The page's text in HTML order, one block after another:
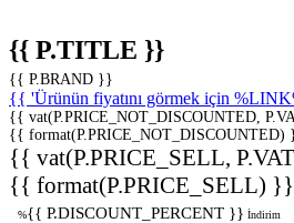
{{ P.TITLE }}
{{ P.BRAND }}
{{ 'Ürünün fiyatını görmek için
{{ vat(P.PRICE_NOT_DISCOUNTED,
{{ format(P.PRICE_NOT_DISCOUNTED)
{{ vat(P.PRICE_SELL,
{{ format(P.PRICE_SELL) }}
%{{ P.DISCOUNT_PERCENT }} İndirim